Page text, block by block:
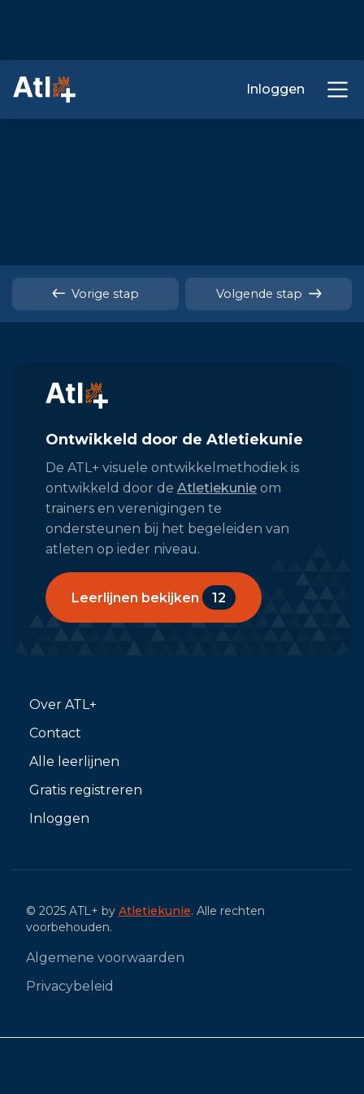
Inloggen
Vorige stap Volgende stap
Ontwikkeld door de Atletiekunie
De ATL+ visuele ontwikkelmethodiek is
ontwikkeld door de Atletiekunie om
trainers en verenigingen te
ondersteunen bij het begeleiden van
atleten op ieder niveau.
Leerlijnen bekijken 12
Over ATL+
Contact
Alle leerlijnen
Gratis registreren
Inloggen
© 2025 ATL+ by Atletiekunie. Alle rechten
voorbehouden.
Algemene voorwaarden
Privacybeleid